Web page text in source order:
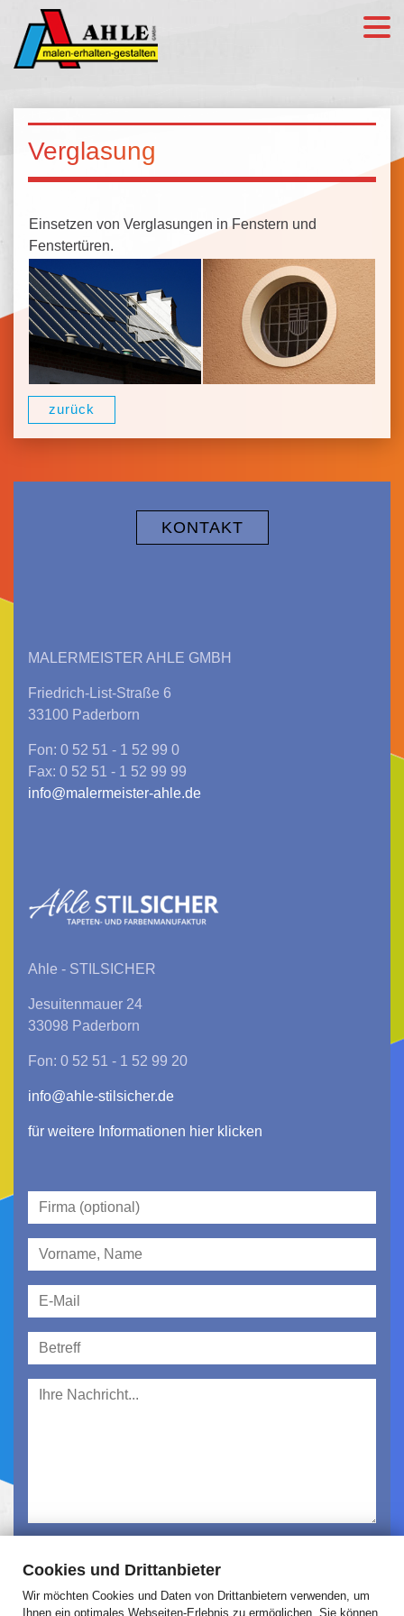
Cookies und Drittanbieter
Wir möchten Cookies und Daten von Drittanbietern verwenden, um
Ihnen ein optimales Webseiten-Erlebnis zu ermöglichen. Sie können
Verglasung
Einsetzen von Verglasungen in Fenstern und
Fenstertüren.
zurück
KONTAKT
MALERMEISTER AHLE GMBH
Friedrich-List-Straße 6
33100 Paderborn
Fon: 0 52 51 - 1 52 99 0
Fax: 0 52 51 - 1 52 99 99
info@malermeister-ahle.de
Ahle - STILSICHER
Jesuitenmauer 24
33098 Paderborn
Fon: 0 52 51 - 1 52 99 20
info@ahle-stilsicher.de
für weitere Informationen hier klicken
akzeptiert.
Absenden